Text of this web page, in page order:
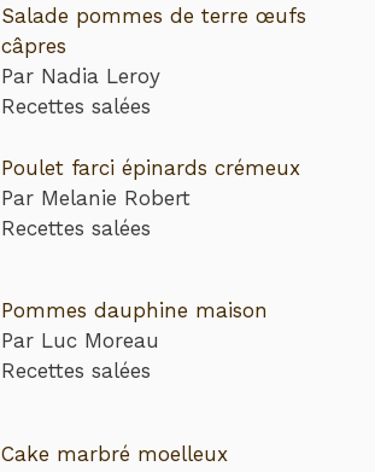
Salade pommes de terre œufs
câpres
Par Nadia Leroy
Recettes salées
Poulet farci épinards crémeux
Par Melanie Robert
Recettes salées
Pommes dauphine maison
Par Luc Moreau
Recettes salées
Cake marbré moelleux